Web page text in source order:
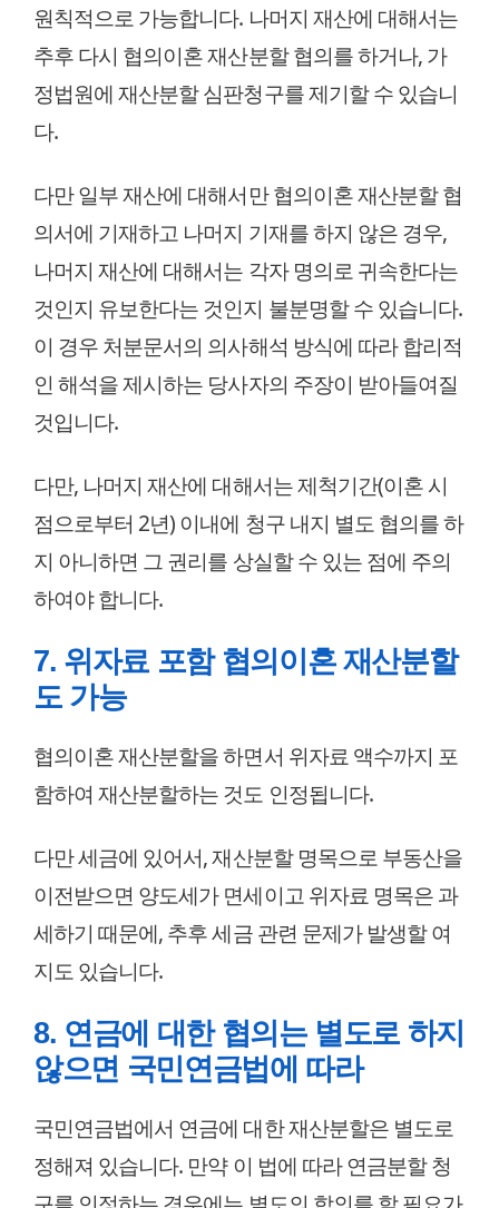
원칙적으로 가능합니다. 나머지 재산에 대해서는
추후 다시 협의이혼 재산분할 협의를 하거나, 가
정법원에 재산분할 심판청구를 제기할 수 있습니
다.
다만 일부 재산에 대해서만 협의이혼 재산분할 협
의서에 기재하고 나머지 기재를 하지 않은 경우,
나머지 재산에 대해서는 각자 명의로 귀속한다는
것인지 유보한다는 것인지 불분명할 수 있습니다.
이 경우 처분문서의 의사해석 방식에 따라 합리적
인 해석을 제시하는 당사자의 주장이 받아들여질
것입니다.
다만, 나머지 재산에 대해서는 제척기간(이혼 시
점으로부터 2년) 이내에 청구 내지 별도 협의를 하
지 아니하면 그 권리를 상실할 수 있는 점에 주의
하여야 합니다.
7. 위자료 포함 협의이혼 재산분할
도 가능
협의이혼 재산분할을 하면서 위자료 액수까지 포
함하여 재산분할하는 것도 인정됩니다.
다만 세금에 있어서, 재산분할 명목으로 부동산을
이전받으면 양도세가 면세이고 위자료 명목은 과
세하기 때문에, 추후 세금 관련 문제가 발생할 여
지도 있습니다.
8. 연금에 대한 협의는 별도로 하지
않으면 국민연금법에 따라
국민연금법에서 연금에 대한 재산분할은 별도로
정해져 있습니다. 만약 이 법에 따라 연금분할 청